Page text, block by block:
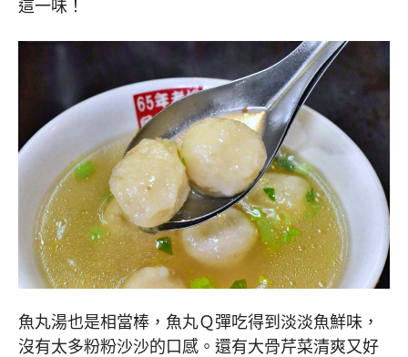
這一味！
魚丸湯也是相當棒，魚丸Ｑ彈吃得到淡淡魚鮮味，
沒有太多粉粉沙沙的口感。還有大骨芹菜清爽又好